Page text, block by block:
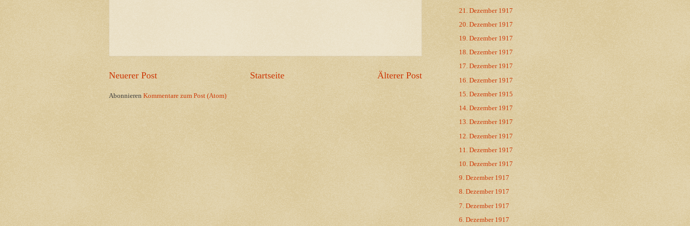
Neuerer Post Älterer Post
Startseite
Abonnieren Kommentare zum Post (Atom)
21. Dezember 1917
20. Dezember 1917
19. Dezember 1917
18. Dezember 1917
17. Dezember 1917
16. Dezember 1917
15. Dezember 1915
14. Dezember 1917
13. Dezember 1917
12. Dezember 1917
11. Dezember 1917
10. Dezember 1917
9. Dezember 1917
8. Dezember 1917
7. Dezember 1917
6. Dezember 1917